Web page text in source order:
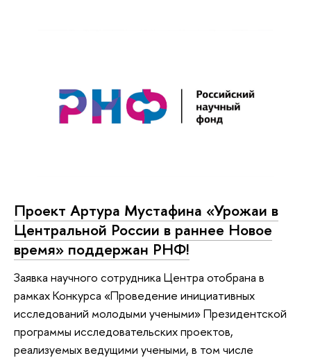
Проект Артура Мустафина «Урожаи в
Центральной России в раннее Новое
время» поддержан РНФ!
Заявка научного сотрудника Центра отобрана в
рамках Конкурса «Проведение инициативных
исследований молодыми учеными» Президентской
программы исследовательских проектов,
реализуемых ведущими учеными, в том числе